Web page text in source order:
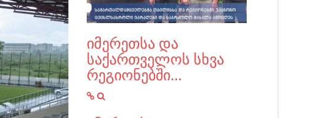
იმერეთსა და
საქართველოს სხვა
რეგიონებში…